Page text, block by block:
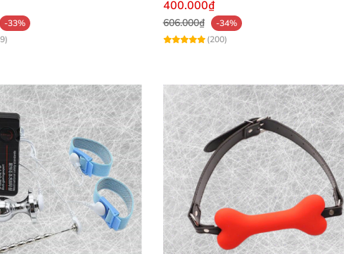
mang lại cảm giác tự tin và thanh lịch.
phong cách của bạn và trải nghiệm sự tiện nghi vượt trội!
H3 nữa hoặc điều chỉnh phong cách (nóng bỏng, tối giản,
-33%
400.000₫
606.000₫
-34%
(200)